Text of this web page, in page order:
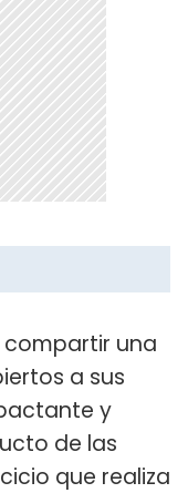
una
a sus
y
de las
que realiza